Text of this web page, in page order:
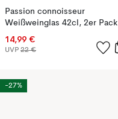
Passion connoisseur
Weißweinglas 42cl, 2er Pack
14,99 €
UVP 22 €
-27%